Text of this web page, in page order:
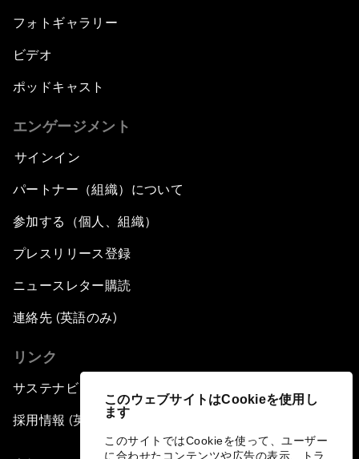
このウェブサイトはCookieを使用し
ます
このサイトではCookieを使って、ユーザー
に合わせたコンテンツや広告の表示、トラ
フォトギャラリー
ビデオ
ポッドキャスト
エンゲージメント
サインイン
パートナー（組織）について
参加する（個人、組織）
プレスリリース登録
ニュースレター購読
連絡先 (英語のみ)
リンク
サステナビリティへの取り組み
採用情報 (英語のみ)